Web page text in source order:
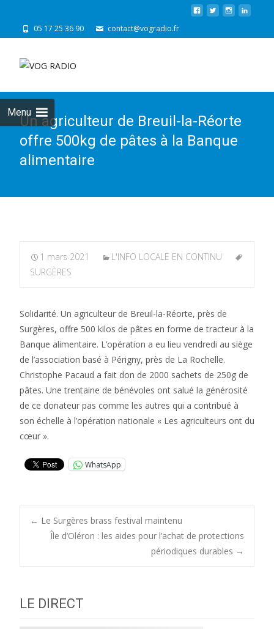
05 17 25 36 90 contact@vogradio.fr
Menu
Un agriculteur de Breuil-la-Réorte
offre 500kg de pâtes à la Banque
alimentaire
1 mars 2021
L'INFO LOCALE EN CONTINU
SURGÈRES
Solidarité. Un agriculteur de Breuil-la-Réorte, près de
Surgères, offre 500 kilos de pâtes en forme de tracteur à la
Banque alimentaire. L’opération a eu lieu vendredi au siège
de l’association basé à Périgny, près de La Rochelle.
Christophe Pacaud a fait don de 2000 sachets de 250g de
pâtes. Une trentaine de bénévoles ont salué la générosité
de ce donateur pas comme les autres qui a contribué à
son échelle à l’opération nationale « Les agriculteurs ont du
cœur ».
WhatsApp
Post
navigation
← Le Surgères brass festival maintenu
Île d’Oléron : les aides pour l’achat de protections
périodiques durables →
LE DIRECT